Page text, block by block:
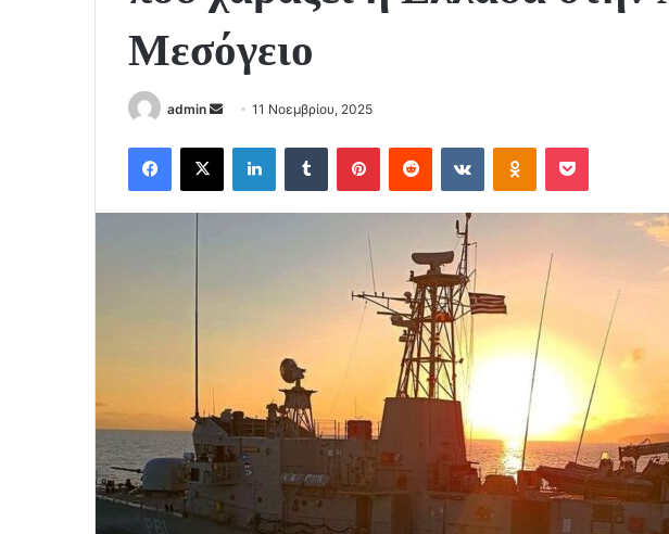
Μεσόγειο
admin
Send
email
11 Νοεμβρίου, 2025
Facebook
X LinkedInTumblr PinterestReddit VKontakteOdnoklassniki
Pocket